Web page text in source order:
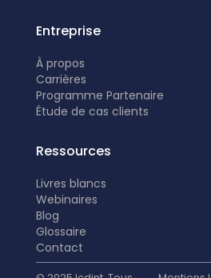
Entreprise
À propos
Carrières
Programme Partenaire
Étude de cas clients
Ressources
Livres blancs
Webinaires
Blog
Glossaire
Contact